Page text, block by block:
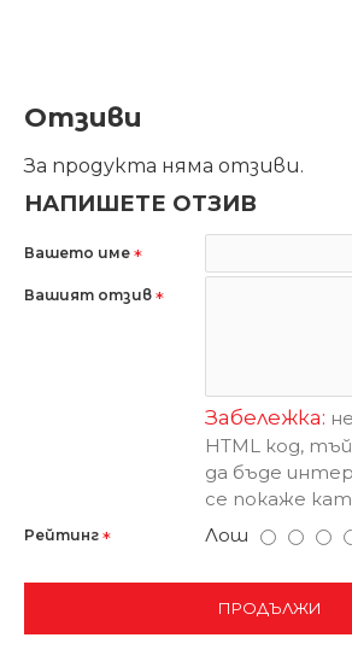
Отзиви
За продукта няма отзиви.
НАПИШЕТЕ ОТЗИВ
Вашето име
Вашият отзив
Забележка:
HTML код,
да бъде
се покаже
Рейтинг Лош
ПРОДЪЛЖИ